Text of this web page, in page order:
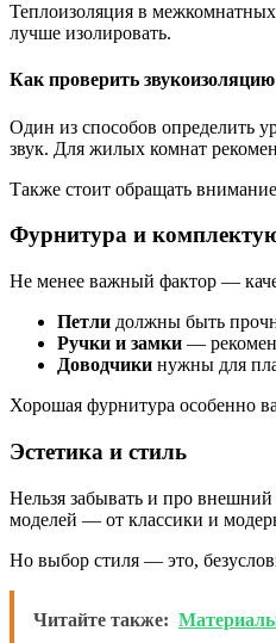
Теплоизоляция в
лучше изолировать.
Как проверить
Один из способов определить
звук. Для жилых комнат
Также стоит обращать
Фурнитура и
Не менее важный фактор —
Петли должны быть
Ручки и замки —
Доводчики нужны для
Хорошая фурнитура особенно
Эстетика и стиль
Нельзя забывать и про
моделей — от классики и
Но выбор стиля — это,
Читайте также: